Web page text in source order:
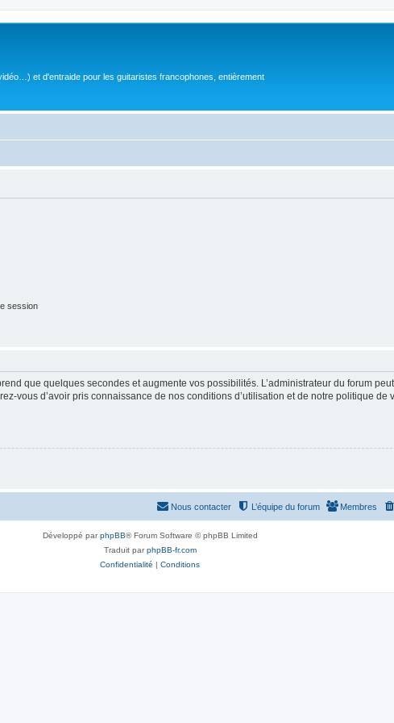
et d'entraide pour les guitaristes francophones, entièrement
session
que quelques secondes et augmente vos possibilités. L’administrateur du forum
vous d’avoir pris connaissance de nos conditions d’utilisation et de notre politique de
Membres
L’équipe du forum
Nous contacter
Développé parphpBB® Forum Software © phpBB Limited
Traduit parphpBB-fr.com
Confidentialité | Conditions